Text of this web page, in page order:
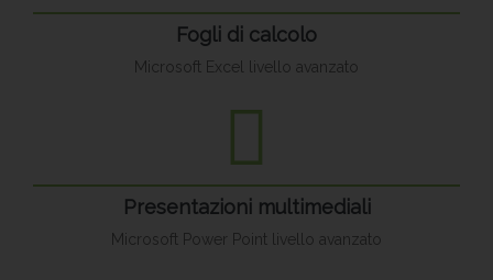
Fogli di calcolo
Microsoft Excel livello avanzato
Presentazioni multimediali
Microsoft Power Point livello avanzato